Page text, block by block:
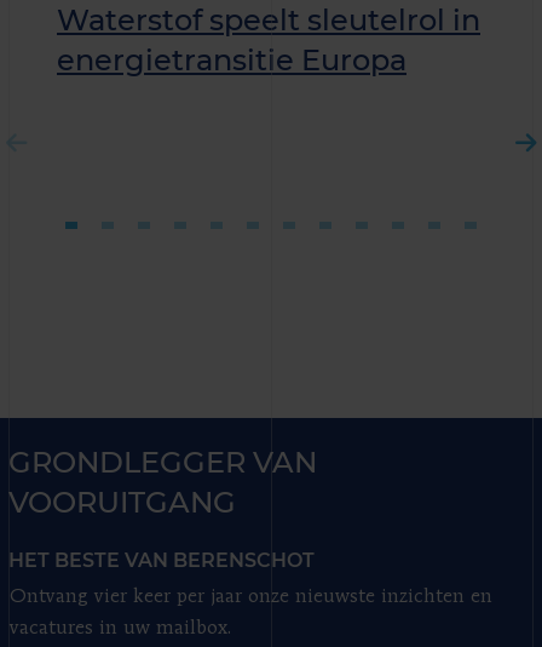
Waterstof speelt sleutelrol in
energietransitie Europa
GRONDLEGGER VAN
VOORUITGANG
HET BESTE VAN BERENSCHOT
Ontvang vier keer per jaar onze nieuwste inzichten en
vacatures in uw mailbox.